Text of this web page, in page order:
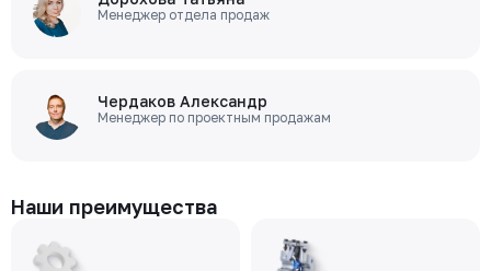
Менеджер отдела продаж
Чердаков Александр
Менеджер по проектным продажам
Наши преимущества